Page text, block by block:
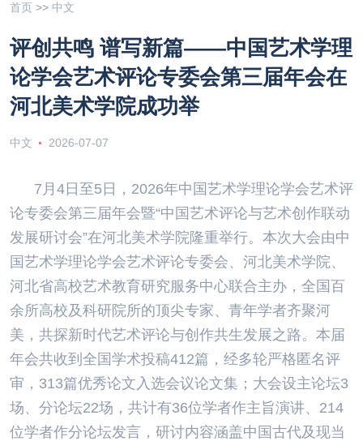
首页 >> 中文
评创共鸣 谱写新篇——中国艺术学理
论学会艺术评论专委会第三届年会在
河北美术学院成功举
中文 2026-07-07
7月4日至5日，2026年中国艺术学理论学会艺术评
论专委会第三届年会暨“中国艺术评论与艺术创作联动
发展研讨会”在河北美术学院隆重举行。本次大会由中
国艺术学理论学会艺术评论专委会、河北美术学院、
河北省高校艺术教育研究服务中心联合主办，全国百
余所高校及科研院所的顶尖专家、青年学者齐聚河
美，共探新时代艺术评论与创作共生发展之路。本届
年会共收到全国学术投稿412篇，经多轮严格匿名评
审，313篇优秀论文入选会议论文集；大会设主论坛3
场、分论坛22场，共计有36位学者作主旨演讲、214
位学者作分论坛发言，研讨内容涵盖中国古代及现当